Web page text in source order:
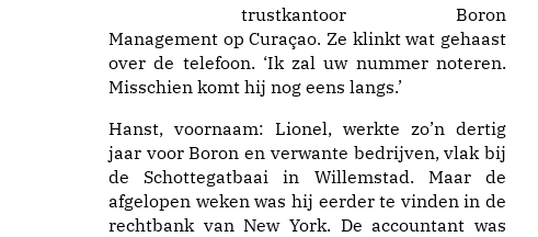
trustkantoor Boron
Management op Curaçao. Ze klinkt wat gehaast
over de telefoon. ‘Ik zal uw nummer noteren.
Misschien komt hij nog eens langs.’
Hanst, voornaam: Lionel, werkte zo’n dertig
jaar voor Boron en verwante bedrijven, vlak bij
de Schottegatbaai in Willemstad. Maar de
afgelopen weken was hij eerder te vinden in de
rechtbank van New York. De accountant was